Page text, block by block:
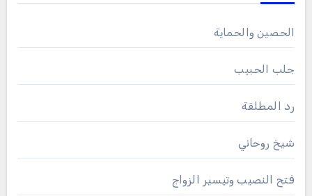
الحصين والحماية
جلب الحبيب
رد المطلقة
شيخ روحاني
فتح النصيب وتيسير الزواج